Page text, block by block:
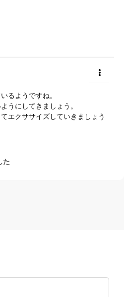
るようですね。
うにしてきましょう。
エクササイズしていきましょう
た